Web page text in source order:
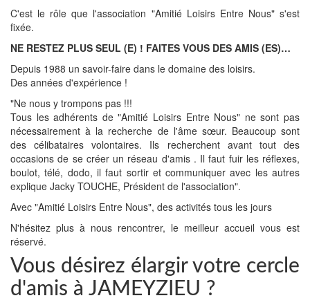
C'est le rôle que l'association "Amitié Loisirs Entre Nous" s'est
fixée.
NE RESTEZ PLUS SEUL (E) ! FAITES VOUS DES AMIS (ES)…
Depuis 1988 un savoir-faire dans le domaine des loisirs.
Des années d'expérience !
"Ne nous y trompons pas !!!
Tous les adhérents de "Amitié Loisirs Entre Nous" ne sont pas
nécessairement à la recherche de l'âme sœur. Beaucoup sont
des célibataires volontaires. Ils recherchent avant tout des
occasions de se créer un réseau d'amis . Il faut fuir les réflexes,
boulot, télé, dodo, il faut sortir et communiquer avec les autres
explique Jacky TOUCHE, Président de l'association".
Avec "Amitié Loisirs Entre Nous", des activités tous les jours
N'hésitez plus à nous rencontrer, le meilleur accueil vous est
réservé.
Vous désirez élargir votre cercle
d'amis à JAMEYZIEU ?